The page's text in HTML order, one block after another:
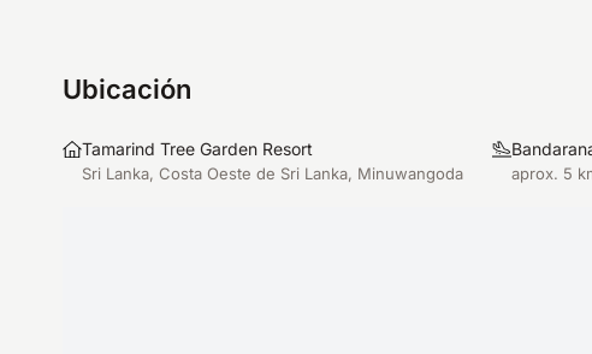
Ubicación
Tamarind Tree Garden Resort
Sri Lanka, Costa Oeste de Sri Lanka, Minuwangoda aprox. 5